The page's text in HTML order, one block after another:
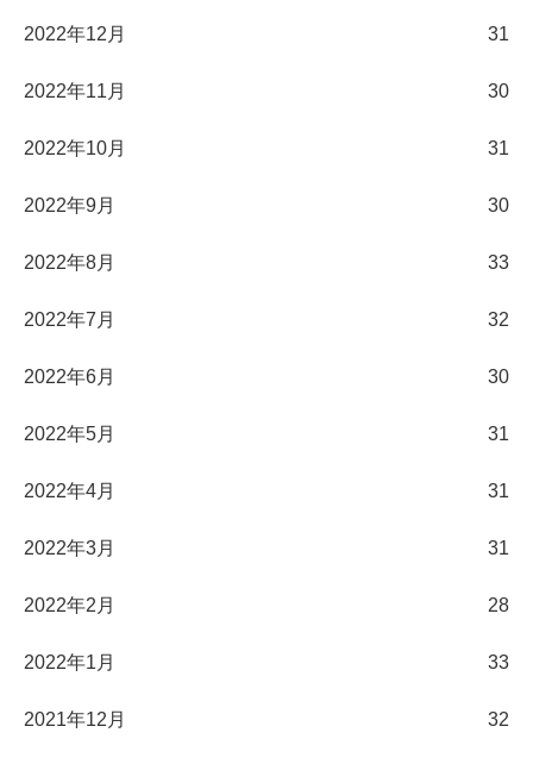
2022年12月 31
2022年11月 30
2022年10月 31
2022年9月 30
2022年8月 33
2022年7月 32
2022年6月 30
2022年5月 31
2022年4月 31
2022年3月 31
2022年2月 28
2022年1月 33
2021年12月 32